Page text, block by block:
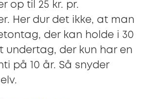
op til 25 kr. pr.
Her dur det ikke, at man
der kan holde i 30
undertag, der kun har en
på 10 år. Så snyder